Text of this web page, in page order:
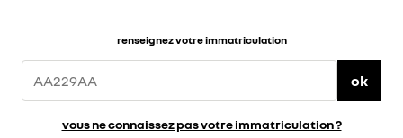
renseignez votre immatriculation
ok
vous ne connaissez pas votre immatriculation ?